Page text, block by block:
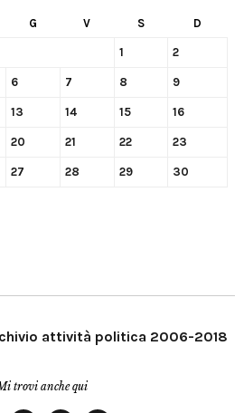
G V S D
1 2
6 7 8 9
13 14 15 16
20 21 22 23
27 28 29 30
attività politica 2006-2018
trovi anche qui